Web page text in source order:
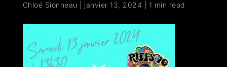
Chloé Sionneau janvier 13, 2024 1 min read